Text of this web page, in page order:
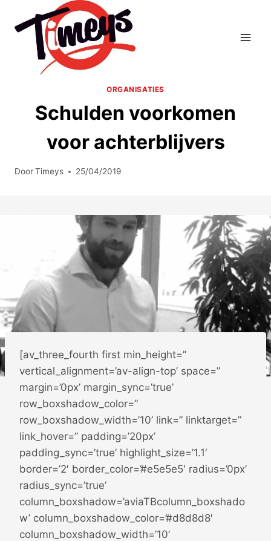
naar
ORGANISATIES
Schulden voorkomen
voor achterblijvers
DoorTimeys 25/04/2019
[av_three_fourth first min_height=”
vertical_alignment=’av-align-top’ space=”
margin=’0px’ margin_sync=’true’
row_boxshadow_color=”
row_boxshadow_width=’10’ link=” linktarget=”
link_hover=” padding=’20px’
padding_sync=’true’ highlight_size=’1.1′
border=’2′ border_color=’#e5e5e5′ radius=’0px’
radius_sync=’true’
column_boxshadow=’aviaTBcolumn_boxshado
w’ column_boxshadow_color=’#d8d8d8′
column_boxshadow_width=’10’